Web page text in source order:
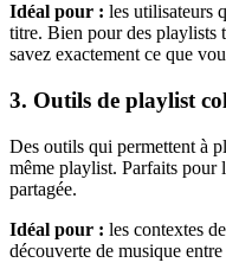
Idéal pour : les utilisateurs
titre. Bien pour des playlists
savez exactement ce que
3. Outils de playlist
Des outils qui permettent à
même playlist. Parfaits pour
partagée.
Idéal pour : les contextes
découverte de musique entre